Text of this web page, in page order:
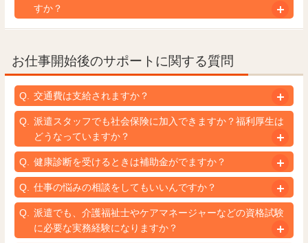
すか？
お仕事開始後のサポートに関する質問
交通費は支給されますか？
派遣スタッフでも社会保険に加入できますか？福利厚生は
どうなっていますか？
健康診断を受けるときは補助金がでますか？
仕事の悩みの相談をしてもいいんですか？
派遣でも、介護福祉士やケアマネージャーなどの資格試験
に必要な実務経験になりますか？